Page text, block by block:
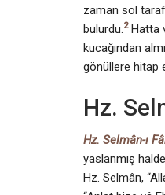
zaman sol
bulurdu. 2Hatta
kucağından
gönüllere hitap
Hz.
Hz. Selmân-ı
yaslanmış
Hz. Selmân,